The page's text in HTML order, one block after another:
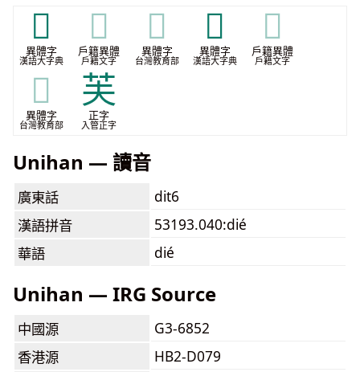
𦸴
異體字
漢語大字典
𦸴
戶籍異體
戶籍文字
𦸴
異體字
台灣教育部
𦼺
異體字
漢語大字典
𦼺
戶籍異體
戶籍文字
𦼺
異體字
台灣教育部
芙
正字
入管正字
Unihan — 讀音
廣東話
dit6
漢語拼音
53193.040:dié
華語
dié
Unihan — IRG Source
中國源
G3-6852
香港源
HB2-D079